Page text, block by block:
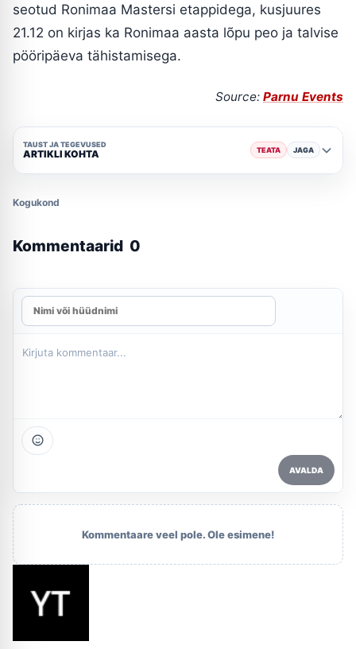
seotud Ronimaa Mastersi etappidega, kusjuures
21.12 on kirjas ka Ronimaa aasta lõpu peo ja talvise
pööripäeva tähistamisega.
Source: Parnu Events
TAUST JA TEGEVUSED
ARTIKLI KOHTA TEATA JAGA
Kogukond
Kommentaarid 0
AVALDA
Kommentaare veel pole. Ole esimene!